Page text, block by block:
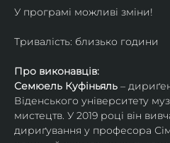
У програмі можливі зміни!
Тривалість: близько години
Про виконавців:
Семюель Куфіньяль –
Віденського університету
мистецтв. У 2019 році він
дириґування у професора